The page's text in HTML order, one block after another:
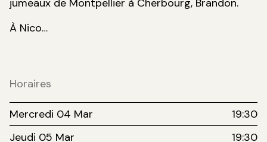
jumeaux de Montpellier à Cherbourg, Brandon.
À Nico…
Horaires
Mercredi 04 Mar
19:30
Jeudi 05 Mar
19:30